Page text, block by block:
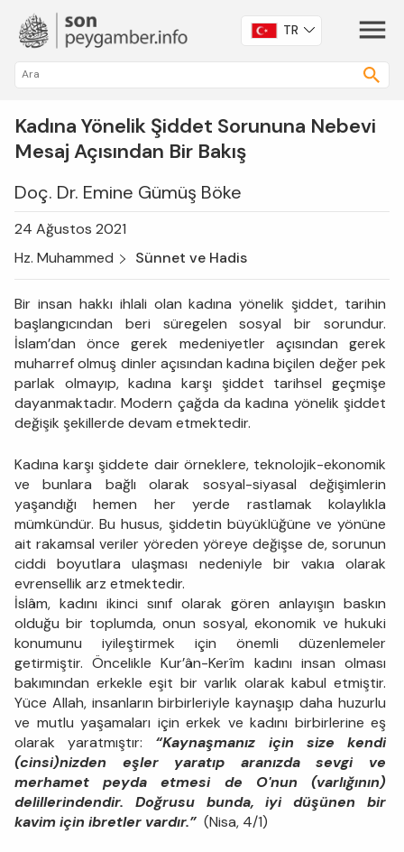
TR
Kadına Yönelik Şiddet Sorununa Nebevi
Mesaj Açısından Bir Bakış
Doç. Dr. Emine Gümüş Böke
24 Ağustos 2021
Hz. Muhammed
Sünnet ve Hadis
Bir insan hakkı ihlali olan kadına yönelik şiddet, tarihin
başlangıcından beri süregelen sosyal bir sorundur.
İslam’dan önce gerek medeniyetler açısından gerek
muharref olmuş dinler açısından kadına biçilen değer pek
parlak olmayıp, kadına karşı şiddet tarihsel geçmişe
dayanmaktadır. Modern çağda da kadına yönelik şiddet
değişik şekillerde devam etmektedir.
Kadına karşı şiddete dair örneklere, teknolojik-ekonomik
ve bunlara bağlı olarak sosyal-siyasal değişimlerin
yaşandığı hemen her yerde rastlamak kolaylıkla
mümkündür. Bu husus, şiddetin büyüklüğüne ve yönüne
ait rakamsal veriler yöreden yöreye değişse de, sorunun
ciddi boyutlara ulaşması nedeniyle bir vakıa olarak
evrensellik arz etmektedir.
İslâm, kadını ikinci sınıf olarak gören anlayışın baskın
olduğu bir toplumda, onun sosyal, ekonomik ve hukuki
konumunu iyileştirmek için önemli düzenlemeler
getirmiştir. Öncelikle Kur’ân-Kerîm kadını insan olması
bakımından erkekle eşit bir varlık olarak kabul etmiştir.
Yüce Allah, insanların birbirleriyle kaynaşıp daha huzurlu
ve mutlu yaşamaları için erkek ve kadını birbirlerine eş
olarak yaratmıştır: “Kaynaşmanız için size kendi
(cinsi)nizden eşler yaratıp aranızda sevgi ve
merhamet peyda etmesi de O'nun (varlığının)
delillerindendir. Doğrusu bunda, iyi düşünen bir
kavim için ibretler vardır.” (Nisa, 4/1)